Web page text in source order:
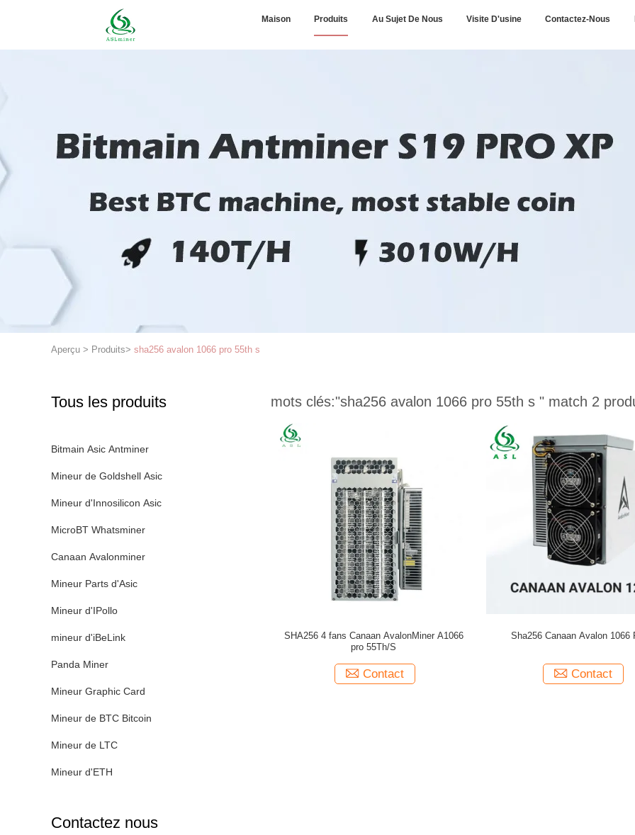
Maison Produits Au Sujet De Nous Visite D'usine Contactez-Nous
Aperçu > Produits> sha256 avalon 1066 pro 55th s
Tous les produits
Bitmain Asic Antminer
Mineur de Goldshell Asic
Mineur d'Innosilicon Asic
MicroBT Whatsminer
Canaan Avalonminer
Mineur Parts d'Asic
Mineur d'IPollo
mineur d'iBeLink
Panda Miner
Mineur Graphic Card
Mineur de BTC Bitcoin
Mineur de LTC
Mineur d'ETH
Contactez nous
mots clés:"sha256 avalon 1066 pro 55th s " match 2
SHA256 4 fans Canaan AvalonMiner A1066
pro 55Th/S
Contact
Sha256 Canaan Avalon 1066
Contact